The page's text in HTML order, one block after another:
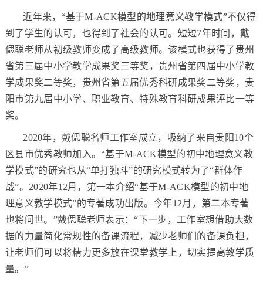
近年来，“基于M-ACK模型的地理意义教学模式”不仅得
到了学生的认可，也得到了社会的认可。短短7年时间，戴
偲聪老师从初级教师变成了高级教师。该模式也获得了贵州
省第三届中小学教学成果奖三等奖，贵州省第四届中小学教
学成果奖二等奖，贵州省第五届优秀科研成果奖二等奖，贵
阳市第九届中小学、职业教育、特殊教育科研成果评比一等
奖。
2020年，戴偲聪名师工作室成立，吸纳了来自贵阳10个
区县市优秀教师加入。“基于M-ACK模型的初中地理意义教
学模式”的研究也从“单打独斗”的研究模式转为了“群体作
战”。2020年12月，第一本介绍“基于M-ACK模型的初中地
理意义教学模式”的专著成功出版。今年12月，第二本专著
也将问世。”戴偲聪老师表示：“下一步，工作室想借助大数
据的力量简化常规性的备课流程，减少老师们的备课负担，
让老师们可以将精力更多放在课堂教学上，切实提高教学质
量。”